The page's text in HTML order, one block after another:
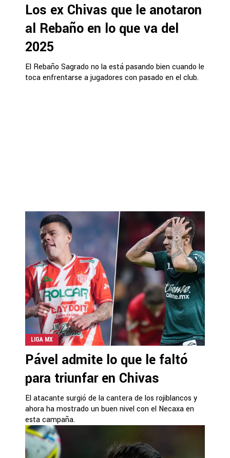
Los ex Chivas que le anotaron
al Rebaño en lo que va del
2025
El Rebaño Sagrado no la está pasando bien cuando le
toca enfrentarse a jugadores con pasado en el club.
LIGA MX
Pável admite lo que le faltó
para triunfar en Chivas
El atacante surgió de la cantera de los rojiblancos y
ahora ha mostrado un buen nivel con el Necaxa en
esta campaña.